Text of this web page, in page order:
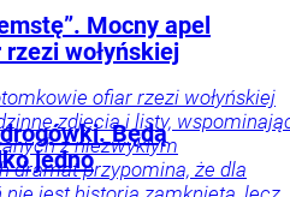
Mocny apel
wołyńskiej
ofiar rzezi wołyńskiej
zdjęcia i listy,
z niezwykłym
dramat przypomina, że dla
Będą
jedno